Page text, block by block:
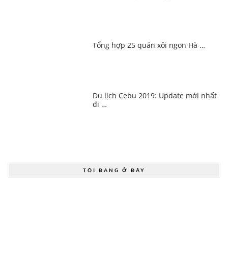
Tổng hợp 25 quán xôi ngon Hà …
Du lịch Cebu 2019: Update mới nhất
đi …
TÔI ĐANG Ở ĐÂY